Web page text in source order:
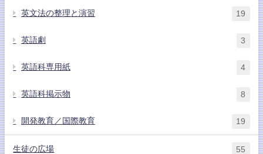
英文法の整理と演習 19
英語劇 3
英語科専用紙 4
英語科掲示物 8
開発教育／国際教育 19
生徒の広場 55